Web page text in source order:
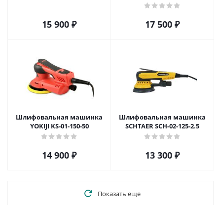
15 900 ₽ 17 500 ₽
Шлифовальная машинка
YOKIJI KS-01-150-50
14 900 ₽
Шлифовальная машинка
SCHTAER SCH-02-125-2.5
13 300 ₽
Показать еще